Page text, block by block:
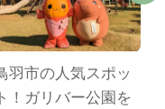
羽市の人気スポッ
ト！ガリバー公園を